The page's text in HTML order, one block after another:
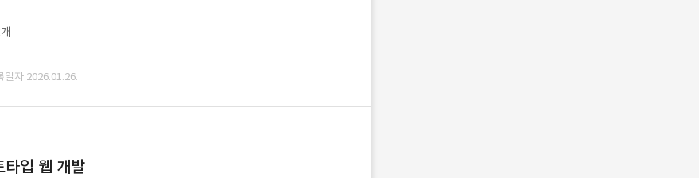
일자 2026.01.26.
타입 웹 개발